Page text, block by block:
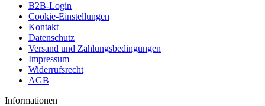
B2B-Login
Cookie-Einstellungen
Kontakt
Datenschutz
Versand und Zahlungsbedingungen
Impressum
Widerrufsrecht
AGB
Informationen